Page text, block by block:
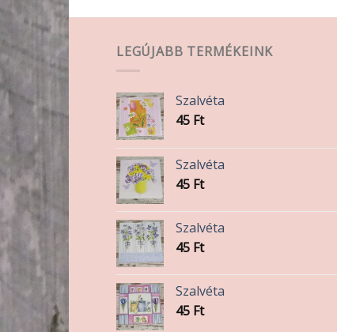
LEGÚJABB TERMÉKEINK
Szalvéta
45 Ft
Szalvéta
45 Ft
Szalvéta
45 Ft
Szalvéta
45 Ft